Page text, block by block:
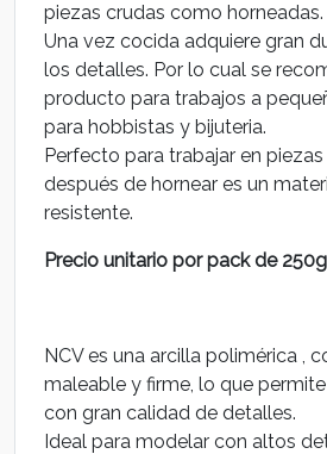
piezas crudas como horneadas.
Una vez cocida adquiere gran
los detalles. Por lo cual se
producto para trabajos a
para hobbistas y bijuteria.
Perfecto para trabajar en
después de hornear es un
resistente.
Precio unitario por pack de
NCV es una arcilla polimérica ,
maleable y firme, lo que
con gran calidad de detalles.
Ideal para modelar con altos